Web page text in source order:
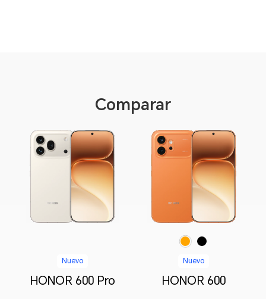
Comparar
Nuevo
HONOR 600 Pro
Nuevo
HONOR 600